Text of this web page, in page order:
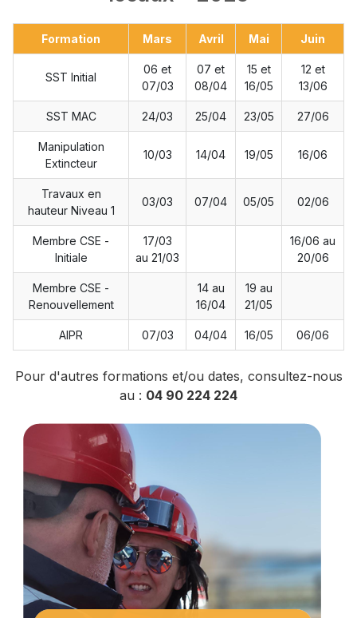
Formation Mars Avril Mai Juin
SST Initial
06 et
07/03
07 et
08/04
15 et
16/05
12 et
13/06
SST MAC 24/03 25/04 23/05 27/06
Manipulation
Extincteur
10/03 14/04 19/05 16/06
Travaux en
hauteur Niveau 1
03/03 07/04 05/05 02/06
Membre CSE -
Initiale
17/03
au 21/03
16/06 au
20/06
Membre CSE -
Renouvellement
14 au
16/04
19 au
21/05
AIPR 07/03 04/04 16/05 06/06
Pour d'autres formations et/ou dates, consultez-nous
au : 04 90 224 224